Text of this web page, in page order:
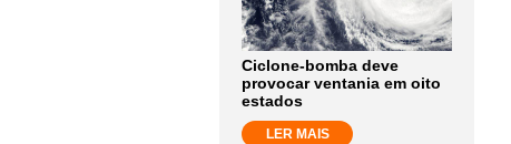
Ciclone-bomba deve
provocar ventania em oito
estados
LER MAIS